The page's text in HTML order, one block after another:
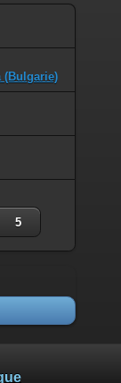
(Bulgarie)
5